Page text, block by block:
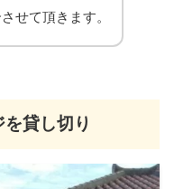
せて頂きます。
貸し切 り